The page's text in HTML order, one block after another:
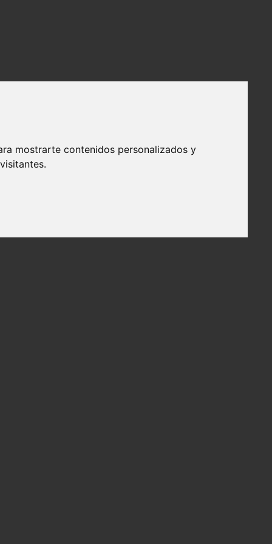
mostrarte contenidos personalizados y